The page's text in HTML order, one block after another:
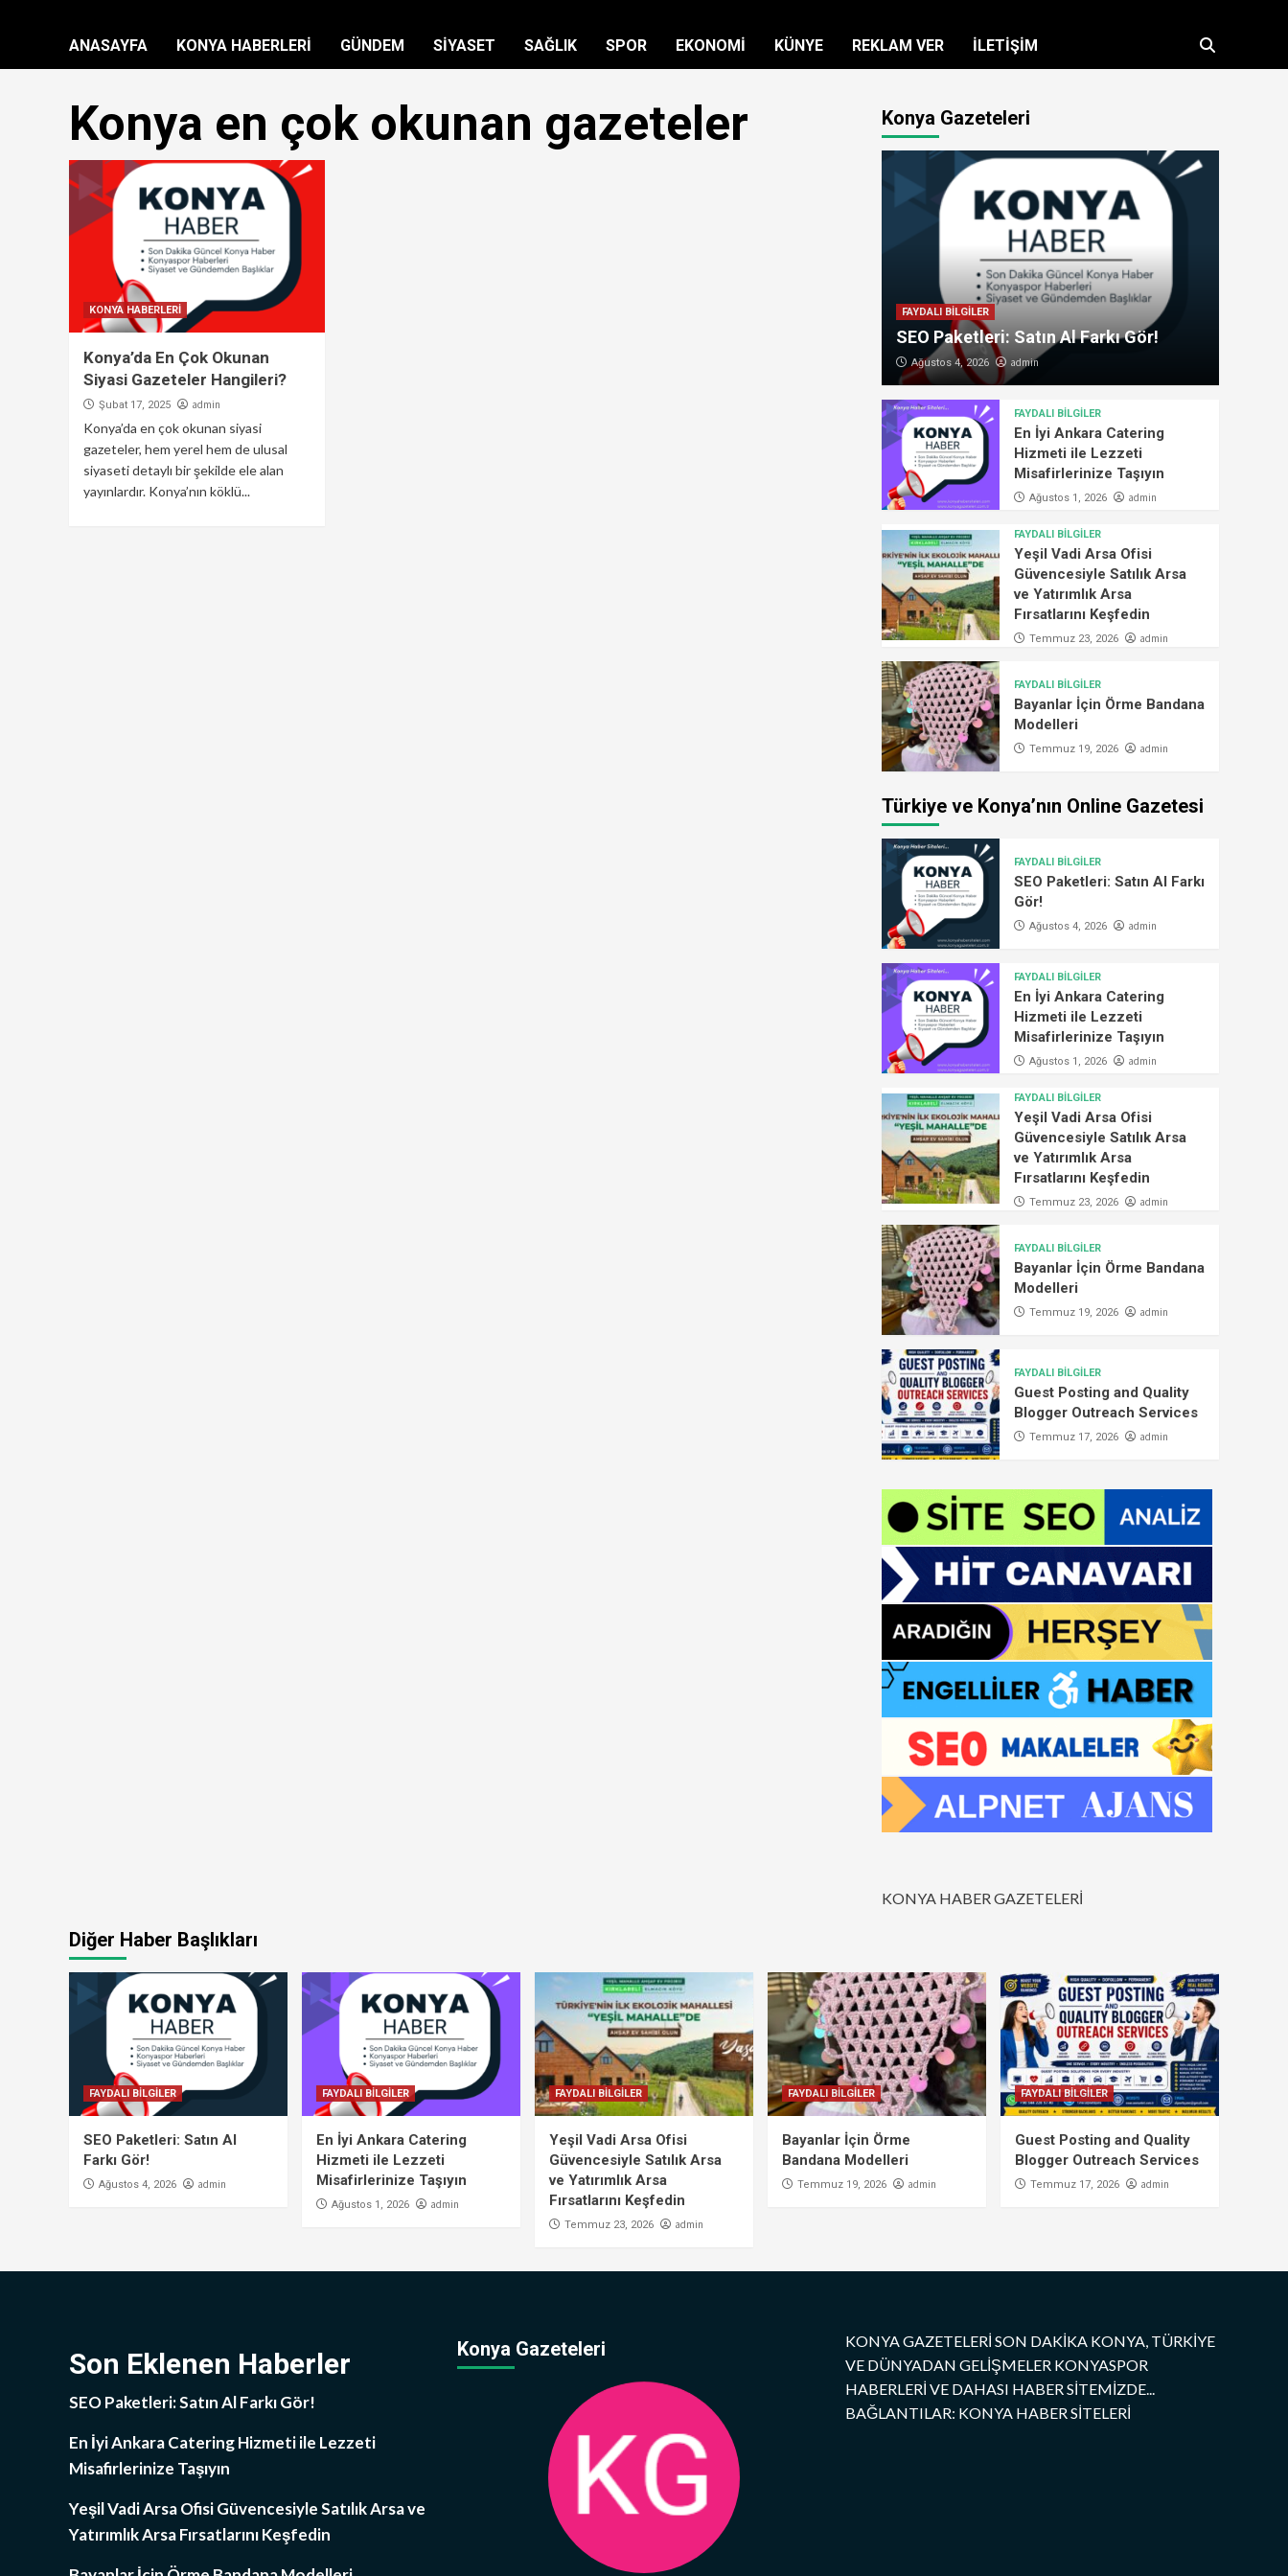
ANASAYFA KONYA HABERLERİ GÜNDEM SİYASET SAĞLIK SPOR EKONOMİ KÜNYE REKLAM VER İLETİŞİM
Konya en çok okunan gazeteler
KONYA HABERLERİ
Konya’da En Çok Okunan
Siyasi Gazeteler Hangileri?
Şubat 17, 2025 admin
Konya’da en çok okunan siyasi
gazeteler, hem yerel hem de ulusal
siyaseti detaylı bir şekilde ele alan
yayınlardır. Konya’nın köklü...
Konya Gazeteleri
FAYDALI BİLGİLER
SEO Paketleri: Satın Al Farkı Gör!
Ağustos 4, 2026 admin
FAYDALI BİLGİLER
En İyi Ankara Catering
Hizmeti ile Lezzeti
Misafirlerinize Taşıyın
Ağustos 1, 2026 admin
FAYDALI BİLGİLER
Yeşil Vadi Arsa Ofisi
Güvencesiyle Satılık Arsa
ve Yatırımlık Arsa
Fırsatlarını Keşfedin
Temmuz 23, 2026 admin
FAYDALI BİLGİLER
Bayanlar İçin Örme Bandana
Modelleri
Temmuz 19, 2026 admin
Türkiye ve Konya’nın Online Gazetesi
FAYDALI BİLGİLER
SEO Paketleri: Satın Al Farkı
Gör!
Ağustos 4, 2026 admin
FAYDALI BİLGİLER
En İyi Ankara Catering
Hizmeti ile Lezzeti
Misafirlerinize Taşıyın
Ağustos 1, 2026 admin
FAYDALI BİLGİLER
Yeşil Vadi Arsa Ofisi
Güvencesiyle Satılık Arsa
ve Yatırımlık Arsa
Fırsatlarını Keşfedin
Temmuz 23, 2026 admin
FAYDALI BİLGİLER
Bayanlar İçin Örme Bandana
Modelleri
Temmuz 19, 2026 admin
FAYDALI BİLGİLER
Guest Posting and Quality
Blogger Outreach Services
Temmuz 17, 2026 admin
KONYA HABER GAZETELERİ
Diğer Haber Başlıkları
FAYDALI BİLGİLER
SEO Paketleri: Satın Al
Farkı Gör!
Ağustos 4, 2026 admin
FAYDALI BİLGİLER
En İyi Ankara Catering
Hizmeti ile Lezzeti
Misafirlerinize Taşıyın
Ağustos 1, 2026 admin
FAYDALI BİLGİLER
Yeşil Vadi Arsa Ofisi
Güvencesiyle Satılık Arsa
ve Yatırımlık Arsa
Fırsatlarını Keşfedin
Temmuz 23, 2026 admin
FAYDALI BİLGİLER
Bayanlar İçin Örme
Bandana Modelleri
Temmuz 19, 2026 admin
FAYDALI BİLGİLER
Guest Posting and Quality
Blogger Outreach Services
Temmuz 17, 2026 admin
Son Eklenen Haberler
SEO Paketleri: Satın Al Farkı Gör!
En İyi Ankara Catering Hizmeti ile Lezzeti
Misafirlerinize Taşıyın
Yeşil Vadi Arsa Ofisi Güvencesiyle Satılık Arsa ve
Yatırımlık Arsa Fırsatlarını Keşfedin
Konya Gazeteleri
KONYA GAZETELERİ SON DAKİKA KONYA, TÜRKİYE
VE DÜNYADAN GELİŞMELER KONYASPOR
HABERLERİ VE DAHASI HABER SİTEMİZDE...
BAĞLANTILAR: KONYA HABER SİTELERİ